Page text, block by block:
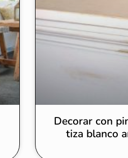
Decorar con
tiza blanco